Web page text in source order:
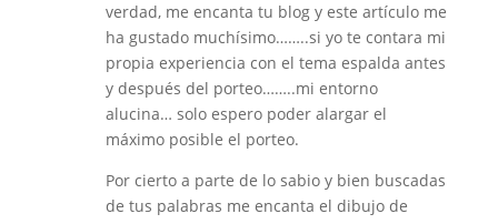
verdad, me encanta tu blog y este artículo me
ha gustado muchísimo……..si yo te contara mi
propia experiencia con el tema espalda antes
y después del porteo……..mi entorno
alucina… solo espero poder alargar el
máximo posible el porteo.
Por cierto a parte de lo sabio y bien buscadas
de tus palabras me encanta el dibujo de